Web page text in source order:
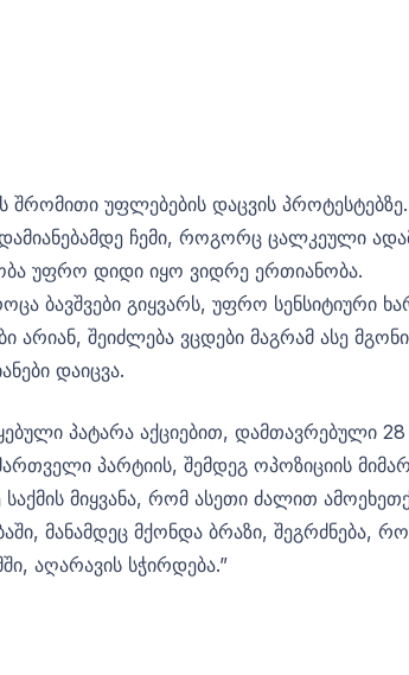
შრომითი უფლებების დაცვის
ჩემი, როგორც ცალკეული
უფრო დიდი იყო ვიდრე ერთიანობა.
ბავშვები გიყვარს, უფრო სენსიტიური
შეიძლება ვცდები მაგრამ ასე
დაიცვა.
პატარა აქციებით, დამთავრებული
პარტიის, შემდეგ ოპოზიციის
მიყვანა, რომ ასეთი ძალით
მანამდეც მქონდა ბრაზი, შეგრძნება,
აღარავის სჭირდება.”